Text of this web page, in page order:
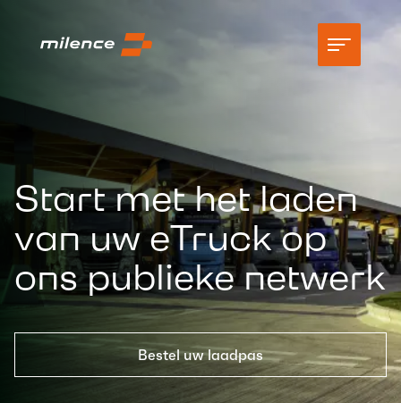
Ondersteuning
Netwerk
Begin met opladen
Middelen
Bedrijf
Start met het laden
van uw eTruck op
ons publieke netwerk
Bestel uw laadpas